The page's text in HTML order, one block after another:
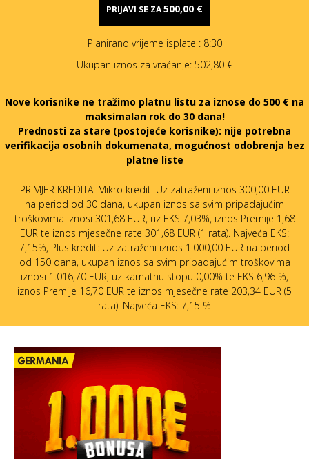
PRIJAVI SE ZA500,00 €
Planirano vrijeme isplate : 8:30
Ukupan iznos za vraćanje: 502,80 €
Nove korisnike ne tražimo platnu listu za iznose do 500 € na
maksimalan rok do 30 dana!
Prednosti za stare (postojeće korisnike): nije potrebna
verifikacija osobnih dokumenata, mogućnost odobrenja bez
platne liste
PRIMJER KREDITA: Mikro kredit: Uz zatraženi iznos 300,00 EUR
na period od 30 dana, ukupan iznos sa svim pripadajućim
troškovima iznosi 301,68 EUR, uz EKS 7,03%, iznos Premije 1,68
EUR te iznos mjesečne rate 301,68 EUR (1 rata). Najveća EKS:
7,15%, Plus kredit: Uz zatraženi iznos 1.000,00 EUR na period
od 150 dana, ukupan iznos sa svim pripadajućim troškovima
iznosi 1.016,70 EUR, uz kamatnu stopu 0,00% te EKS 6,96 %,
iznos Premije 16,70 EUR te iznos mjesečne rate 203,34 EUR (5
rata). Najveća EKS: 7,15 %